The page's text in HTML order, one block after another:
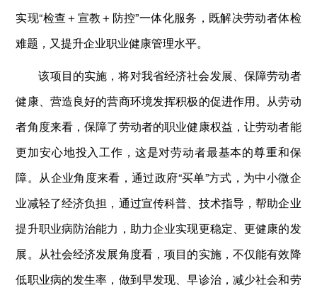
实现“检查＋宣教＋防控”一体化服务，既解决劳动者体检
难题，又提升企业职业健康管理水平。
该项目的实施，将对我省经济社会发展、保障劳动者
健康、营造良好的营商环境发挥积极的促进作用。从劳动
者角度来看，保障了劳动者的职业健康权益，让劳动者能
更加安心地投入工作，这是对劳动者最基本的尊重和保
障。从企业角度来看，通过政府“买单”方式，为中小微企
业减轻了经济负担，通过宣传科普、技术指导，帮助企业
提升职业病防治能力，助力企业实现更稳定、更健康的发
展。从社会经济发展角度看，项目的实施，不仅能有效降
低职业病的发生率，做到早发现、早诊治，减少社会和劳